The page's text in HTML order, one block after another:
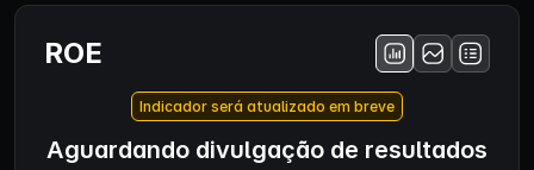
ROE
Indicador será atualizado em breve
Aguardando divulgação de resultados